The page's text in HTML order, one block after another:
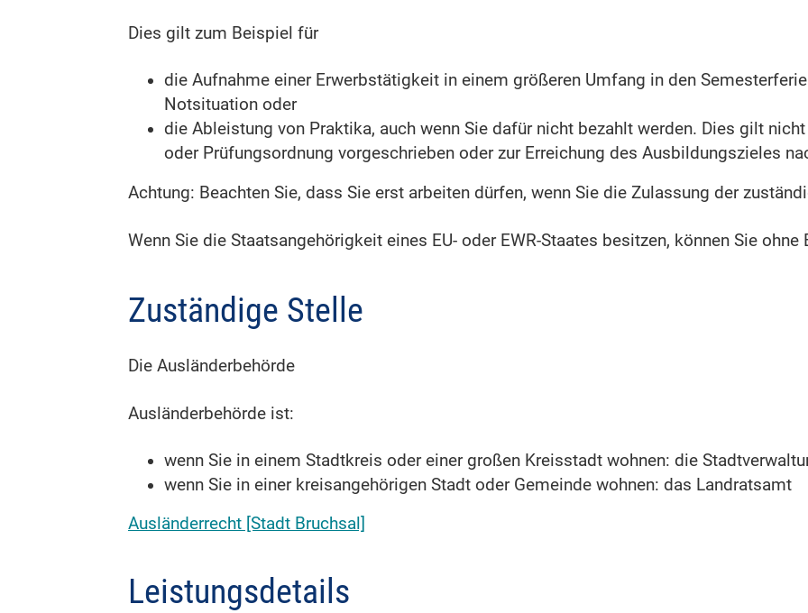
Dies gilt zum Beispiel für
die Aufnahme einer Erwerbstätigkeit in einem größeren Umfang in den
Notsituation oder
die Ableistung von Praktika, auch wenn Sie dafür nicht bezahlt werden. Dies gilt
oder Prüfungsordnung vorgeschrieben oder zur Erreichung des Ausbildungszieles
Achtung: Beachten Sie, dass Sie erst arbeiten dürfen, wenn Sie die Zulassung der
Wenn Sie die Staatsangehörigkeit eines EU- oder EWR-Staates besitzen, können Sie
Zuständige Stelle
Die Ausländerbehörde
Ausländerbehörde ist:
wenn Sie in einem Stadtkreis oder einer großen Kreisstadt wohnen: die
wenn Sie in einer kreisangehörigen Stadt oder Gemeinde wohnen: das Landratsamt
Ausländerrecht [Stadt Bruchsal]
Leistungsdetails